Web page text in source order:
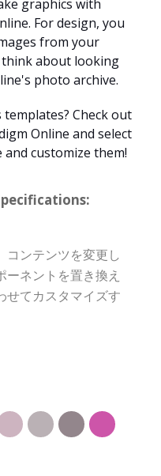
graphics with
For design, you
from your
about looking
photo archive.
Check out
Online and select
customize them!
コンテンツを変更し
ネントを置き換え
せてカスタマイズす